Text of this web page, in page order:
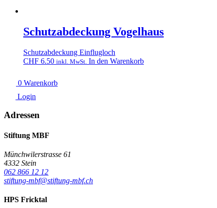
Schutzabdeckung Vogelhaus
Schutzabdeckung Einflugloch
CHF 6.50 inkl. MwSt. In den Warenkorb
0 Warenkorb
Login
Adressen
Stiftung MBF
Münchwilerstrasse 61
4332 Stein
062 866 12 12
stiftung-mbf@stiftung-mbf.ch
HPS Fricktal